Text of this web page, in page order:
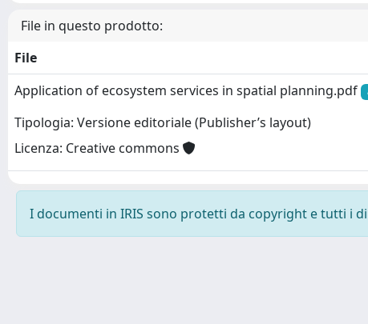
File in questo prodotto:
File
Application of ecosystem services in spatial planning.pdf
Tipologia: Versione editoriale (Publisher’s layout)
Licenza: Creative commons
I documenti in IRIS sono protetti da copyright e tutti i